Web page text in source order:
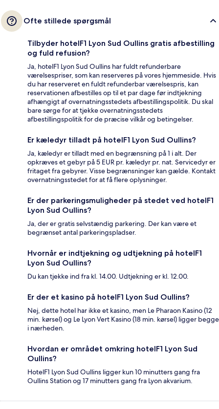
Ofte stillede spørgsmål
Tilbyder hotelF1 Lyon Sud Oullins gratis afbestilling
og fuld refusion?
Ja, hotelF1 Lyon Sud Oullins har fuldt refunderbare
værelsespriser, som kan reserveres på vores hjemmeside. Hvis
du har reserveret en fuldt refunderbar værelsespris, kan
reservationen afbestilles op til et par dage før indtjekning
afhængigt af overnatningsstedets afbestillingspolitik. Du skal
bare sørge for at tjekke overnatningsstedets
afbestillingspolitik for de præcise vilkår og betingelser.
Er kæledyr tilladt på hotelF1 Lyon Sud Oullins?
Ja, kæledyr er tilladt med en begrænsning på 1 i alt. Der
opkræves et gebyr på 5 EUR pr. kæledyr pr. nat. Servicedyr er
fritaget fra gebyrer. Visse begrænsninger kan gælde. Kontakt
overnatningsstedet for at få flere oplysninger.
Er der parkeringsmuligheder på stedet ved hotelF1
Lyon Sud Oullins?
Ja, der er gratis selvstændig parkering. Der kan være et
begrænset antal parkeringspladser.
Hvornår er indtjekning og udtjekning på hotelF1
Lyon Sud Oullins?
Du kan tjekke ind fra kl. 14.00. Udtjekning er kl. 12.00.
Er der et kasino på hotelF1 Lyon Sud Oullins?
Nej, dette hotel har ikke et kasino, men Le Pharaon Kasino (12
min. kørsel) og Le Lyon Vert Kasino (18 min. kørsel) ligger begge
i nærheden.
Hvordan er området omkring hotelF1 Lyon Sud
Oullins?
HotelF1 Lyon Sud Oullins ligger kun 10 minutters gang fra
Oullins Station og 17 minutters gang fra Lyon akvarium.